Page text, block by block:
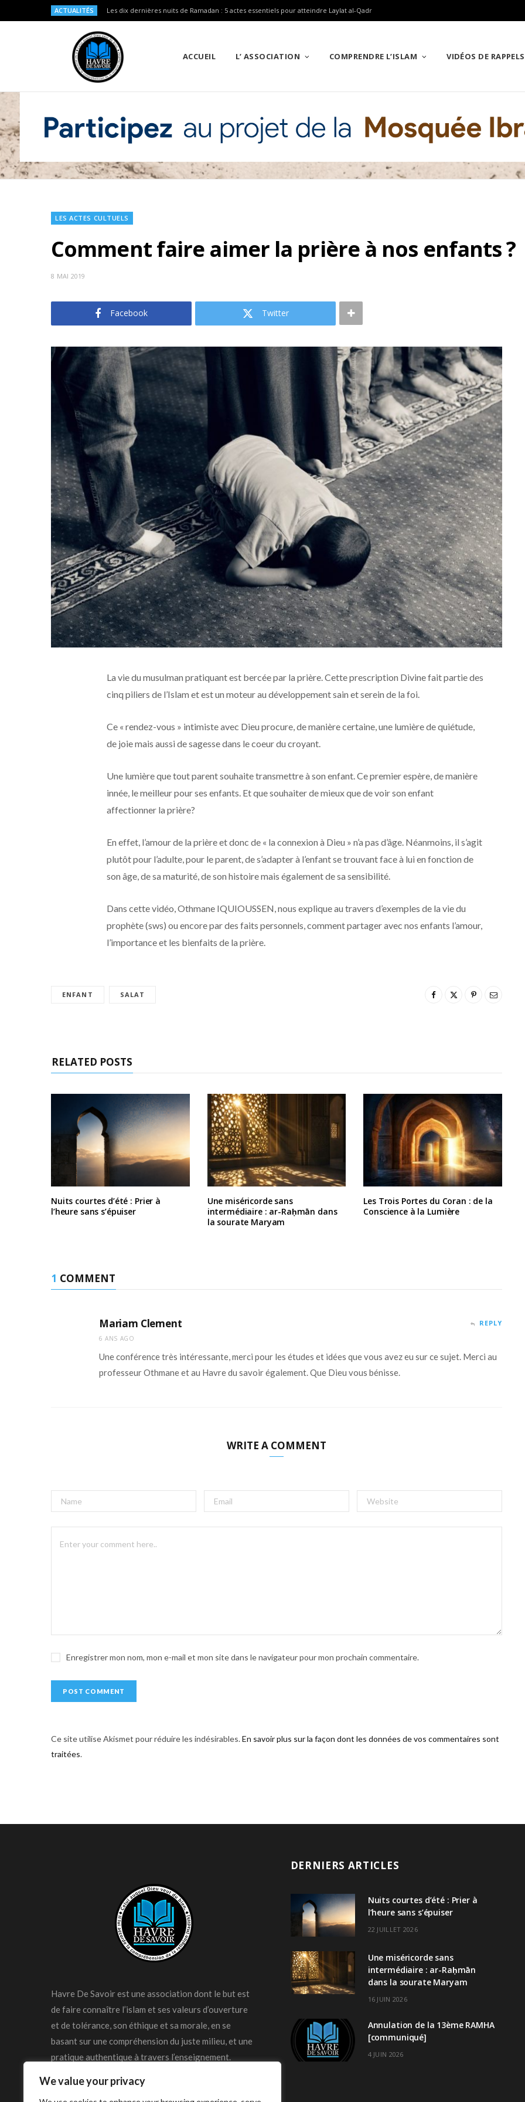
We value your privacy
ACTUALITÉS Les dix dernières nuits de Ramadan : 5 actes essentiels pour atteindre Laylat al-Qadr
ACCUEIL L’ ASSOCIATION COMPRENDRE L’ISLAM VIDÉOS DE RAPPELS
LES ACTES CULTUELS
Comment faire aimer la prière à nos enfants ?
8 MAI 2019
Facebook Twitter
La vie du musulman pratiquant est bercée par la prière. Cette prescription Divine fait partie des
cinq piliers de l’Islam et est un moteur au développement sain et serein de la foi.
Ce « rendez-vous » intimiste avec Dieu procure, de manière certaine, une lumière de quiétude,
de joie mais aussi de sagesse dans le coeur du croyant.
Une lumière que tout parent souhaite transmettre à son enfant. Ce premier espère, de manière
innée, le meilleur pour ses enfants. Et que souhaiter de mieux que de voir son enfant
affectionner la prière?
En effet, l’amour de la prière et donc de « la connexion à Dieu » n’a pas d’âge. Néanmoins, il s’agit
plutôt pour l’adulte, pour le parent, de s’adapter à l’enfant se trouvant face à lui en fonction de
son âge, de sa maturité, de son histoire mais également de sa sensibilité.
Dans cette vidéo, Othmane IQUIOUSSEN, nous explique au travers d’exemples de la vie du
prophète (sws) ou encore par des faits personnels, comment partager avec nos enfants l’amour,
l’importance et les bienfaits de la prière.
ENFANT SALAT
RELATED POSTS
Nuits courtes d’été : Prier à
l’heure sans s’épuiser
Une miséricorde sans
intermédiaire : ar-Raḥmān dans
la sourate Maryam
Les Trois Portes du Coran : de la
Conscience à la Lumière
1 COMMENT
Mariam Clement
6 ANS AGO
REPLY
Une conférence très intéressante, merci pour les études et idées que vous avez eu sur ce sujet. Merci au
professeur Othmane et au Havre du savoir également. Que Dieu vous bénisse.
WRITE A COMMENT
Enregistrer mon nom, mon e-mail et mon site dans le navigateur pour mon prochain commentaire.
l
t
v
:
Ce site utilise Akismet pour réduire les indésirables.En savoir plus sur la façon dont les données de vos commentaires sont
traitées.
Havre De Savoir est une association dont le but est
de faire connaître l’islam et ses valeurs d’ouverture
et de tolérance, son éthique et sa morale, en se
basant sur une compréhension du juste milieu, et une
pratique authentique à travers l’enseignement.
DERNIERS ARTICLES
Nuits courtes d’été : Prier à
l’heure sans s’épuiser
22 JUILLET 2026
Une miséricorde sans
intermédiaire : ar-Raḥmān
dans la sourate Maryam
16 JUIN 2026
Annulation de la 13ème RAMHA
[communiqué]
4 JUIN 2026